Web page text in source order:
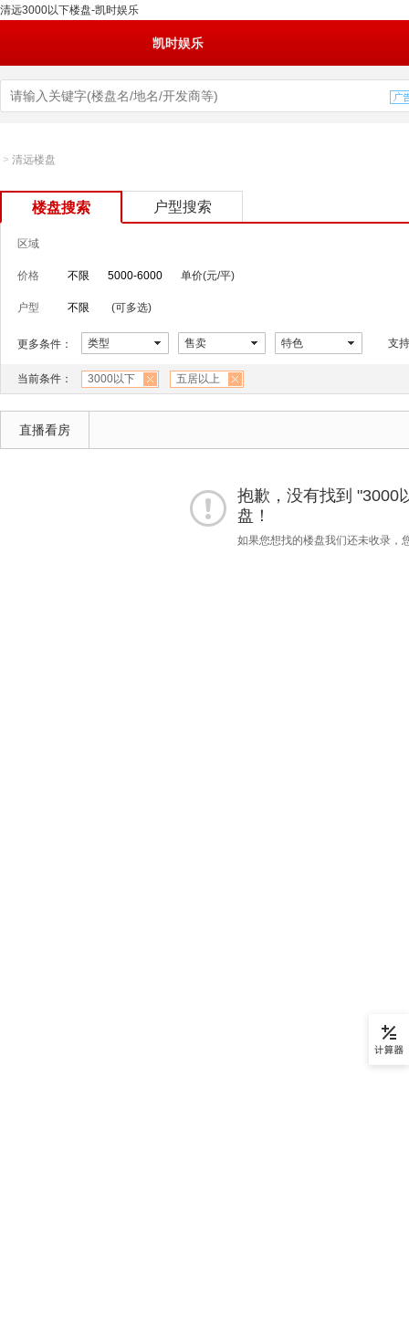
清远3000以下楼盘-凯时娱乐
凯时娱乐
> 清远楼盘
楼盘搜索 户型搜索
区域
价格 不限 5000-6000 单价(元/平)
户型 不限 (可多选)
更多条件： 类型 售卖 特色 支
当前条件： 3000以下 五居以上
直播看房
抱歉，没有找到 "3000
盘！
如果您想找的楼盘我们还未收录，